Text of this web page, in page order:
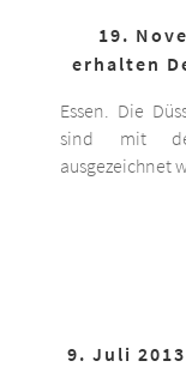
19.
erhalten
Essen. Die
sind mit
ausgezeichnet
9. Juli